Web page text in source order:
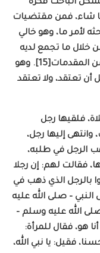
الباحث فكرة
شاء، فمن مقتضيات
لأمر ما، وهو خالي
خلال ما تجمع لديه
من أدلة ومعطيات، فتستخلص النتائج من المقدمات[15]. وهو
أن تعتقد، ولا تعتقد
فلقيها رجل
إليها رجل،
الرجل في طلبه،
فقالت لهم: إن رجلا
بالرجل الذي ذهب في
– صلى الله عليه
الله عليه وسلم –
هو، فقال للمرأة:
فقيل: يا نبي الله،